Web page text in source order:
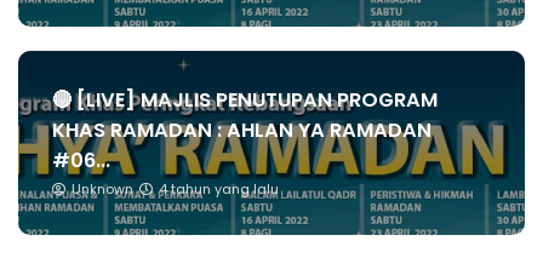
🔴 [LIVE] MAJLIS PENUTUPAN PROGRAM
KHAS RAMADAN : AHLAN YA RAMADAN
#06...
Unknown 4 tahun yang lalu